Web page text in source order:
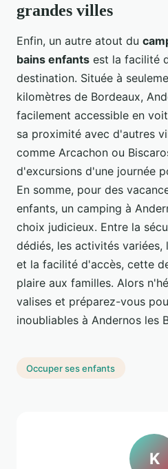
grandes villes
Enfin, un autre atout du
bains enfants est la facilité
destination. Située à
kilomètres de Bordeaux,
facilement accessible en
sa proximité avec d'autres
comme Arcachon ou
d'excursions d'une journée
En somme, pour des
enfants, un camping à
choix judicieux. Entre la
dédiés, les activités variées,
et la facilité d'accès, cette
plaire aux familles. Alors
valises et préparez-vous
inoubliables à Andernos les
Occuper ses enfants
K